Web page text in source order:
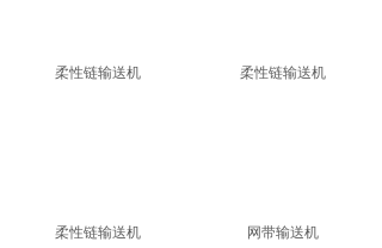
柔性链输送机 柔性链输送机
柔性链输送机 网带输送机